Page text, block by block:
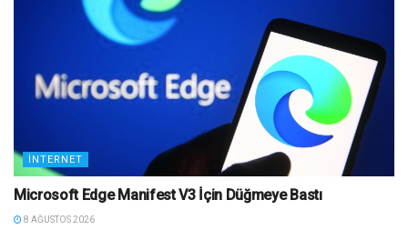
İNTERNET
Microsoft Edge Manifest V3 İçin Düğmeye Bastı
8 AĞUSTOS 2026